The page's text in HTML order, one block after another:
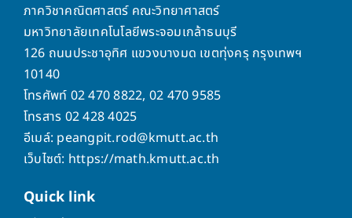
ภาควิชาคณิตศาสตร์ คณะวิทยาศาสตร์
มหาวิทยาลัยเทคโนโลยีพระจอมเกล้าธนบุรี
126 ถนนประชาอุทิศ แขวงบางมด เขตทุ่งครุ กรุงเทพฯ
10140
โทรศัพท์ 02 470 8822, 02 470 9585
โทรสาร 02 428 4025
อีเมล์: peangpit.rod@kmutt.ac.th
เว็บไซต์: https://math.kmutt.ac.th
Quick link